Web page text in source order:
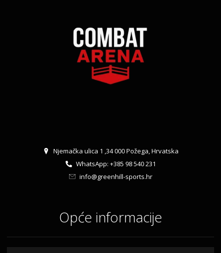
Njemačka ulica 1 ,34 000 Požega, Hrvatska
WhatsApp: +385 98 540 231
info@greenhill-sports.hr
Opće informacije